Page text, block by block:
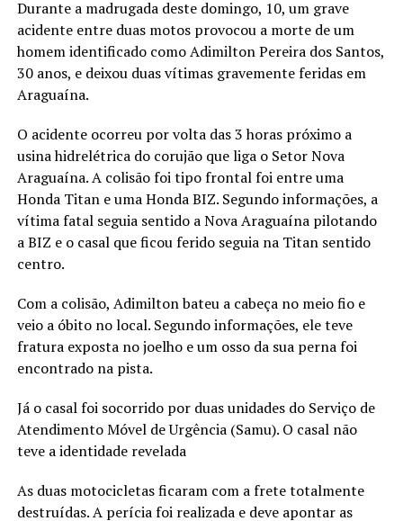
Durante a madrugada deste domingo, 10, um grave
acidente entre duas motos provocou a morte de um
homem identificado como Adimilton Pereira dos Santos,
30 anos, e deixou duas vítimas gravemente feridas em
Araguaína.
O acidente ocorreu por volta das 3 horas próximo a
usina hidrelétrica do corujão que liga o Setor Nova
Araguaína. A colisão foi tipo frontal foi entre uma
Honda Titan e uma Honda BIZ. Segundo informações, a
vítima fatal seguia sentido a Nova Araguaína pilotando
a BIZ e o casal que ficou ferido seguia na Titan sentido
centro.
Com a colisão, Adimilton bateu a cabeça no meio fio e
veio a óbito no local. Segundo informações, ele teve
fratura exposta no joelho e um osso da sua perna foi
encontrado na pista.
Já o casal foi socorrido por duas unidades do Serviço de
Atendimento Móvel de Urgência (Samu). O casal não
teve a identidade revelada
As duas motocicletas ficaram com a frete totalmente
destruídas. A perícia foi realizada e deve apontar as